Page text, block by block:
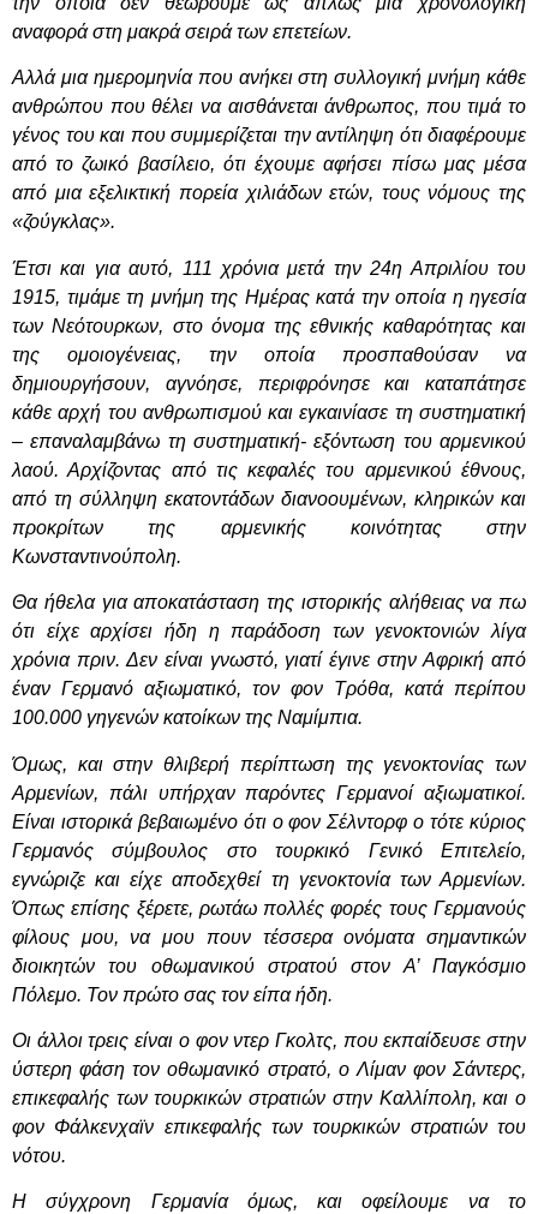
αναφορά στη μακρά σειρά των επετείων.
Αλλά μια ημερομηνία που ανήκει στη συλλογική μνήμη κάθε
ανθρώπου που θέλει να αισθάνεται άνθρωπος, που τιμά το
γένος του και που συμμερίζεται την αντίληψη ότι διαφέρουμε
από το ζωικό βασίλειο, ότι έχουμε αφήσει πίσω μας μέσα
από μια εξελικτική πορεία χιλιάδων ετών, τους νόμους της
«ζούγκλας».
Έτσι και για αυτό, 111 χρόνια μετά την 24η Απριλίου του
1915, τιμάμε τη μνήμη της Ημέρας κατά την οποία η ηγεσία
των Νεότουρκων, στο όνομα της εθνικής καθαρότητας και
της ομοιογένειας, την οποία προσπαθούσαν να
δημιουργήσουν, αγνόησε, περιφρόνησε και καταπάτησε
κάθε αρχή του ανθρωπισμού και εγκαινίασε τη συστηματική
– επαναλαμβάνω τη συστηματική- εξόντωση του αρμενικού
λαού. Αρχίζοντας από τις κεφαλές του αρμενικού έθνους,
από τη σύλληψη εκατοντάδων διανοουμένων, κληρικών και
προκρίτων της αρμενικής κοινότητας στην
Κωνσταντινούπολη.
Θα ήθελα για αποκατάσταση της ιστορικής αλήθειας να πω
ότι είχε αρχίσει ήδη η παράδοση των γενοκτονιών λίγα
χρόνια πριν. Δεν είναι γνωστό, γιατί έγινε στην Αφρική από
έναν Γερμανό αξιωματικό, τον φον Τρόθα, κατά περίπου
100.000 γηγενών κατοίκων της Ναμίμπια.
Όμως, και στην θλιβερή περίπτωση της γενοκτονίας των
Αρμενίων, πάλι υπήρχαν παρόντες Γερμανοί αξιωματικοί.
Είναι ιστορικά βεβαιωμένο ότι ο φον Σέλντορφ ο τότε κύριος
Γερμανός σύμβουλος στο τουρκικό Γενικό Επιτελείο,
εγνώριζε και είχε αποδεχθεί τη γενοκτονία των Αρμενίων.
Όπως επίσης ξέρετε, ρωτάω πολλές φορές τους Γερμανούς
φίλους μου, να μου πουν τέσσερα ονόματα σημαντικών
διοικητών του οθωμανικού στρατού στον Α’ Παγκόσμιο
Πόλεμο. Τον πρώτο σας τον είπα ήδη.
Οι άλλοι τρεις είναι ο φον ντερ Γκολτς, που εκπαίδευσε στην
ύστερη φάση τον οθωμανικό στρατό, ο Λίμαν φον Σάντερς,
επικεφαλής των τουρκικών στρατιών στην Καλλίπολη, και ο
φον Φάλκενχαϊν επικεφαλής των τουρκικών στρατιών του
νότου.
Η σύγχρονη Γερμανία όμως, και οφείλουμε να το